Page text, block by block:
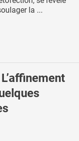
la ...